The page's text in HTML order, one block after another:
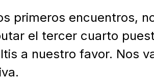
primeros encuentros,
el tercer cuarto
a nuestro favor. Nos